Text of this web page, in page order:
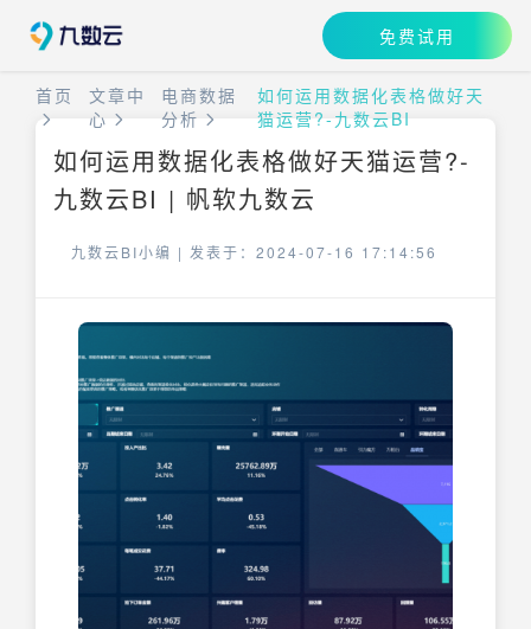
免费试用
首页
文章中
心
电商数据
分析
如何运用数据化表格做好天
猫运营?-九数云BI
如何运用数据化表格做好天猫运营?-
九数云BI | 帆软九数云
九数云BI小编 | 发表于：2024-07-16 17:14:56